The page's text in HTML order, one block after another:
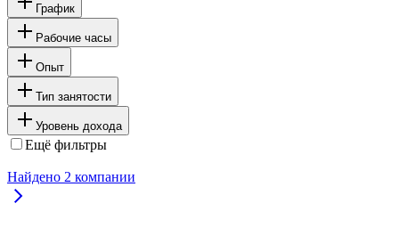
График
Рабочие часы
Опыт
Тип занятости
Уровень дохода
Ещё фильтры
Найдено 2 компании